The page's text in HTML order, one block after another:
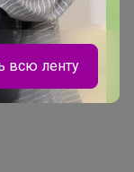
всю ленту